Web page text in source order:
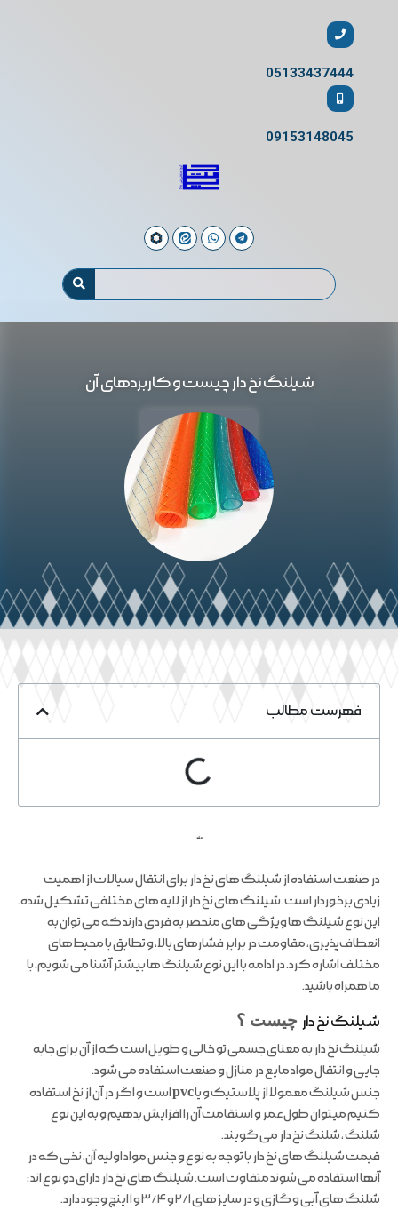
05133437444
09153148045
شیلنگ نخ دار چیست و کاربردهای آن
خواندن مقاله
فهرست مطالب
ملند
در صنعت استفاده از شیلنگ های نخ دار برای انتقال سیالات از اهمیت
زیادی برخوردار است. شیلنگ های نخ دار از لایه های مختلفی تشکیل شده.
این نوع شیلنگ ها ویژگی های منحصر به فردی دارند که می توان به
انعطاف‌پذیری، مقاومت در برابر فشارهای بالا، و تطابق با محیط‌های
مختلف اشاره کرد. در ادامه با این نوع شیلنگ ها بیشتر آشنا می شویم. با
ما همراه باشید.
شیلنگ نخ دار چیست ؟
شیلنگ نخ دار به معنای جسمی تو خالی و طویل است که از آن برای جابه
جایی و انتقال مواد مایع در منازل و صنعت استفاده می شود.
جنس شیلنگ معمولا از پلاستیک و یاpvcاست و اگر در آن از نخ استفاده
کنیم میتوان طول عمر و استقامت آن را افزایش بدهیم و به این نوع
شلنگ ، شلنگ نخ دار می گویند.
قیمت شیلنگ های نخ دار با توجه به نوع و جنس مواد اولیه آن، نخی که در
آنها استفاده می شوند متفاوت است. شیلنگ های نخ دار دارای دو نوع اند :
شلنگ های آبی و گازی و در سایز های ۲/۱ و ۳/۴ و ۱ اینچ وجود دارد.